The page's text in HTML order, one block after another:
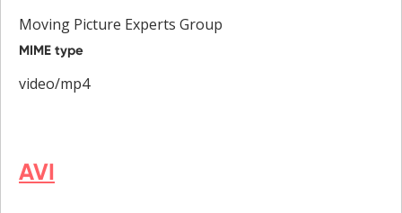
Moving Picture Experts Group
MIME type
video/mp4
AVI